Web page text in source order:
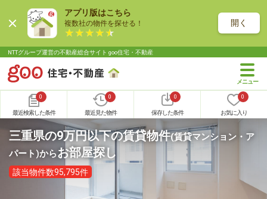
アプリ版はこちら
複数社の物件を探せる！ 開く
NTTグループ運営の不動産総合サイト goo住宅・不動産
0
最近検索した条件
0
最近見た物件
0
保存した条件
0
お気に入り
三重県の9万円以下の賃貸物件(賃貸マンション・ア
パート)からお部屋探し
該当物件数95,795件